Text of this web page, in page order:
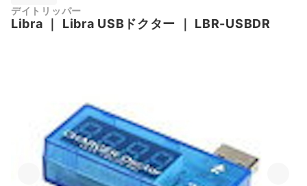
デイトリッパー
Libra Libra USBドクター LBR-USBDR